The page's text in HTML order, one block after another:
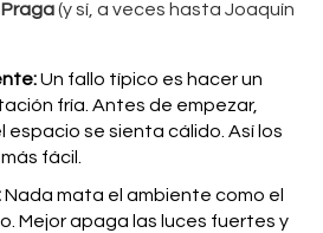
Praga(y sí, a veces hasta Joaquín
Un fallo típico es hacer un
fría. Antes de empezar,
se sienta cálido. Así los
fácil.
Nada mata el ambiente como el
Mejor apaga las luces fuertes y